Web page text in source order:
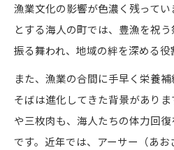
沖縄そばが海人の食
沖縄そばを通じて
沖縄そばを通じて味わう
沖縄そばと美ら海
漁業文化の影響が色濃く残って
とする海人の町では、豊漁を祝
振る舞われ、地域の絆を深める役
また、漁業の合間に手早く栄養
そばは進化してきた背景があり
や三枚肉も、海人たちの体力回
です。近年では、アーサー（あ